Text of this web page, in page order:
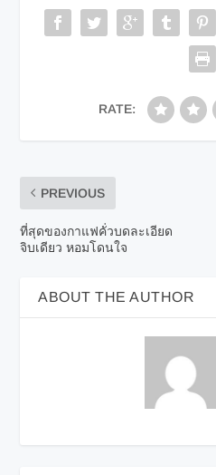
RATE:
PREVIOUS
ที่สุดของกาแฟคั่วบดละเอียด
จิบเดียว หอมโดนใจ
ABOUT THE AUTHOR